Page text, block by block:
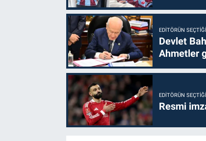
EDITÖRÜN SEÇTIĞI
Devlet
Ahmetler
EDITÖRÜN SEÇTIĞI
Resmi